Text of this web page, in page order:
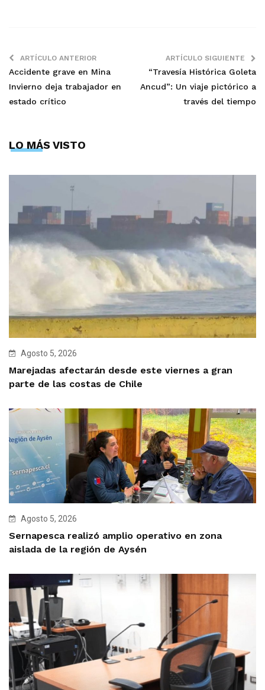
ARTÍCULO ANTERIOR
Accidente grave en Mina
Invierno deja trabajador en
estado crítico
ARTÍCULO SIGUIENTE
“Travesía Histórica Goleta
Ancud”: Un viaje pictórico a
través del tiempo
LO MÁS VISTO
Agosto 5, 2026
Marejadas afectarán desde este viernes a gran
parte de las costas de Chile
Agosto 5, 2026
Sernapesca realizó amplio operativo en zona
aislada de la región de Aysén